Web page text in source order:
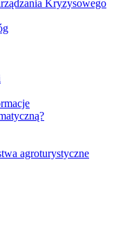
Kryzysowego
agroturystyczne